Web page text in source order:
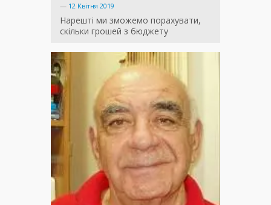
— 12 Квітня 2019
Нарешті ми зможемо порахувати,
скільки грошей з бюджету